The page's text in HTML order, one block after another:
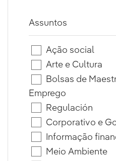
Assuntos
Ação social
Arte e Cultura
Bolsas de
Emprego
Regulación
Corporativo e
Informação
Meio Ambiente